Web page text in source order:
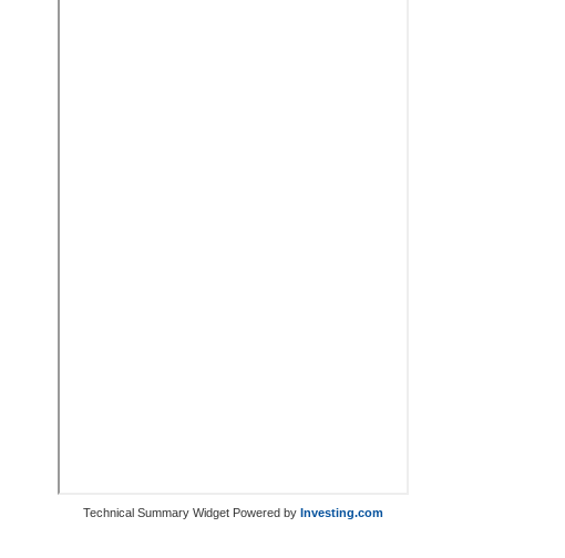
Technical Summary Widget Powered by Investing.com